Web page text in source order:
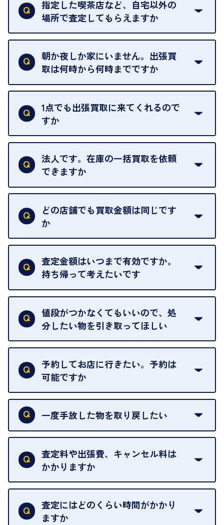
指定した喫茶店など、自宅以外の
場所で査定してもらえますか
ご自宅以外での査定はお引き受けできません。ご指
定のお店や、ほかのお客様への迷惑となることが考
えられるためです。
朝か夜しか家にいません。出張買
取は何時から何時までですか
ご訪問可能時間は、10時から19時です。
ただし、お品物の種類や量によっては対応させてい
ただくことがあります。
1点でも出張買取に来てくれるので
すか
はい。1点でもお伺いします。
法人です。在庫の一括買取を依頼
できますか
はい。喜んで承ります。出張買取をご利用くださ
い。
ご指定の場所にお伺いします。
どの店舗でも買取金額は同じです
か
はい。全店舗一律です。
ただし、中古市場は日々変動するため、査定した日
によって査定額が変わることはございます。
査定金額はいつまで有効ですか。
持ち帰って考えたいです
査定額は当日限り有効です。
中古市場が日々変動するため、翌日には査定額が変
わることがございます。
値段がつかなくてもいいので、処
分したい物を引き取ってほしい
再販不可能な物は、場合によってはお断りすること
がございます。ご了承ください。
予約してお店に行きたい。予約は
可能ですか
申し訳ありませんが、現在はご来店の予約は承って
おりません。
を整えておりますので、お好きな時にお越しくださ
い。
お急ぎの場合はスタッフに一言お声がけください。
可能な限り、迅速に対応させていただきます。
一度手放した物を取り戻したい
当店は質店ではありませんので、買い取ったお品物
は基本的に販売へと回されます。買い戻しはできま
せんので、ご了承ください。
グオフが可能です。
契約破棄という形で、お品物をお戻しすることがで
きます。
査定料や出張費、キャンセル料は
かかりますか
一切いただいておりません。査定金額にご納得いた
だけない場合は、その場でお断りいただいても問題
ございません。お気軽にご相談ください。
査定にはどのくらい時間がかかり
ますか